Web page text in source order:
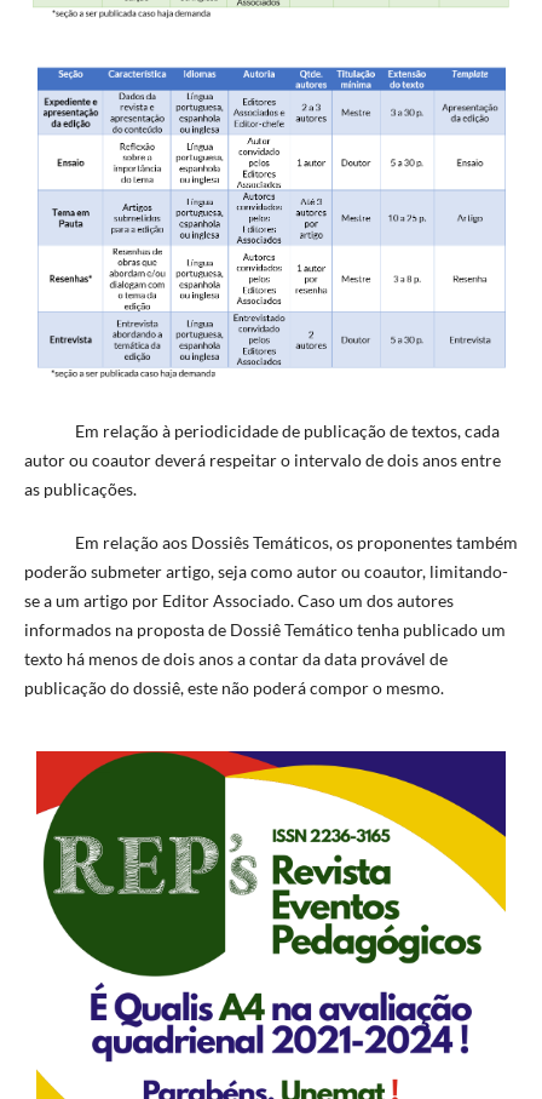
Em relação à periodicidade de publicação de textos, cada
autor ou coautor deverá respeitar o intervalo de dois anos entre
as publicações.
Em relação aos Dossiês Temáticos, os proponentes também
poderão submeter artigo, seja como autor ou coautor, limitando-
se a um artigo por Editor Associado. Caso um dos autores
informados na proposta de Dossiê Temático tenha publicado um
texto há menos de dois anos a contar da data provável de
publicação do dossiê, este não poderá compor o mesmo.